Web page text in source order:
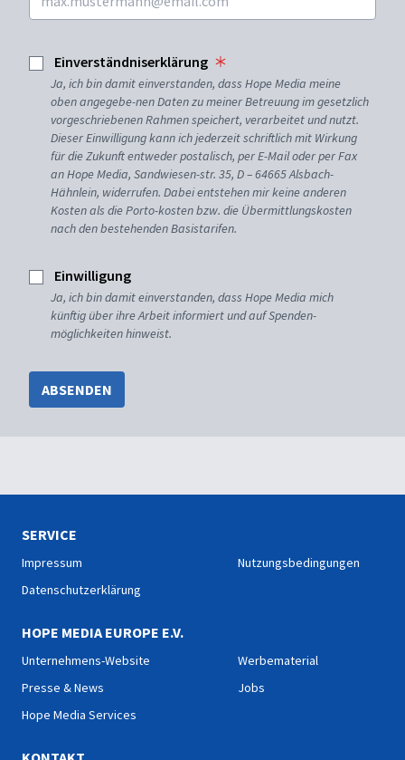
Einverständniserklärung
Ja, ich bin damit einverstanden, dass Hope Media meine
oben angegebe-nen Daten zu meiner Betreuung im gesetzlich
vorgeschriebenen Rahmen speichert, verarbeitet und nutzt.
Dieser Einwilligung kann ich jederzeit schriftlich mit Wirkung
für die Zukunft entweder postalisch, per E-Mail oder per Fax
an Hope Media, Sandwiesen-str. 35, D – 64665 Alsbach-
Hähnlein, widerrufen. Dabei entstehen mir keine anderen
Kosten als die Porto-kosten bzw. die Übermittlungskosten
nach den bestehenden Basistarifen.
Einwilligung
Ja, ich bin damit einverstanden, dass Hope Media mich
künftig über ihre Arbeit informiert und auf Spenden-
möglichkeiten hinweist.
ABSENDEN
SERVICE
Impressum
Datenschutzerklärung
Nutzungsbedingungen
HOPE MEDIA EUROPE E.V.
Unternehmens-Website
Presse & News
Hope Media Services
Werbematerial
Jobs